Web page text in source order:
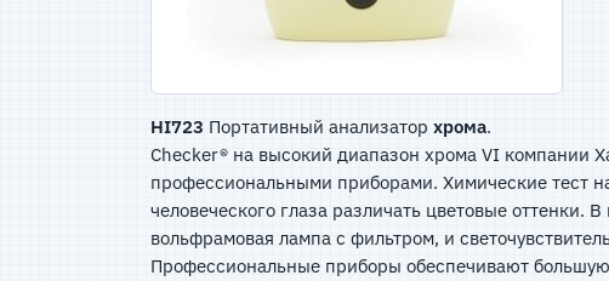
HI723 Портативный анализатор хрома.
Checker® на высокий диапазон хрома VI компании
профессиональными приборами. Химические тест
человеческого глаза различать цветовые
вольфрамовая лампа с фильтром, и
Профессиональные приборы обеспечивают большую